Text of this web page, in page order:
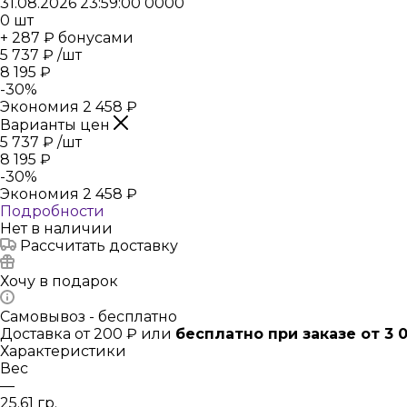
0 шт
+ 287 ₽ бонусами
5 737 ₽ /шт
8 195 ₽
-30%
Экономия 2 458 ₽
Варианты цен
5 737 ₽ /шт
8 195 ₽
-30%
Экономия 2 458 ₽
Подробности
Нет в наличии
Рассчитать доставку
Хочу в подарок
Самовывоз - бесплатно
Доставка от 200 ₽ или бесплатно при заказе от 3
Характеристики
Вес
—
25.61 гр.